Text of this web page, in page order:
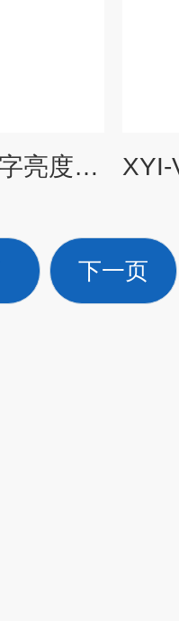
XYL-III手持式全数字亮度计(辉度计)
下一页